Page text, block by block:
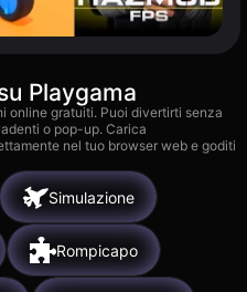
Playgama
online gratuiti. Puoi divertirti senza
o pop-up. Carica
nel tuo browser web e goditi
Simulazione
Rompicapo